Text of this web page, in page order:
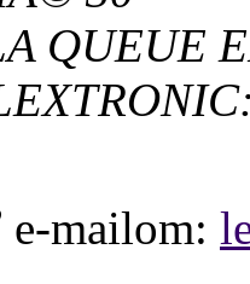
QUEUE
mailom: